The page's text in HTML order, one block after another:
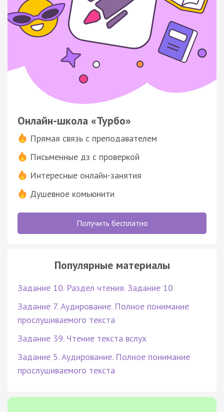
Онлайн-школа «Турбо»
Прямая связь с преподавателем
Письменные дз с проверкой
Интересные онлайн-занятия
Душевное комьюнити
Получить бесплатно
Популярные материалы
Задание 10. Раздел чтения. Задание 10
Задание 7. Аудирование. Полное понимание
прослушиваемого текста
Задание 39. Чтение текста вслух
Задание 5. Аудирование. Полное понимание
прослушиваемого текста